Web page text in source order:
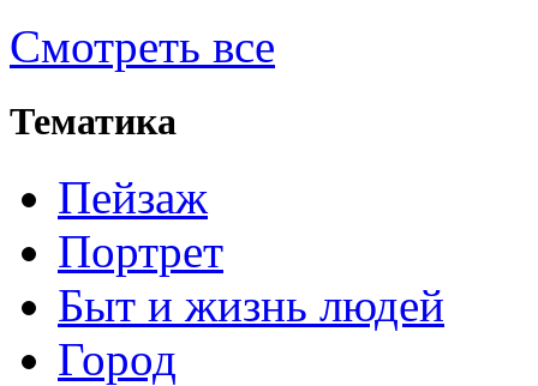
Смотреть все
Тематика
Пейзаж
Портрет
Быт и жизнь людей
Город